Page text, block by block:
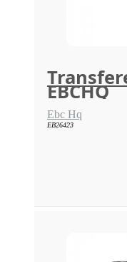
EBCHQ
Ebc Hq
EB26423